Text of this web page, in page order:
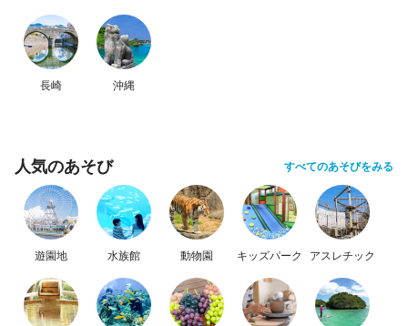
長崎 沖縄
人気のあそび すべてのあそびをみる
遊園地 水族館 動物園 キッズパーク アスレチック